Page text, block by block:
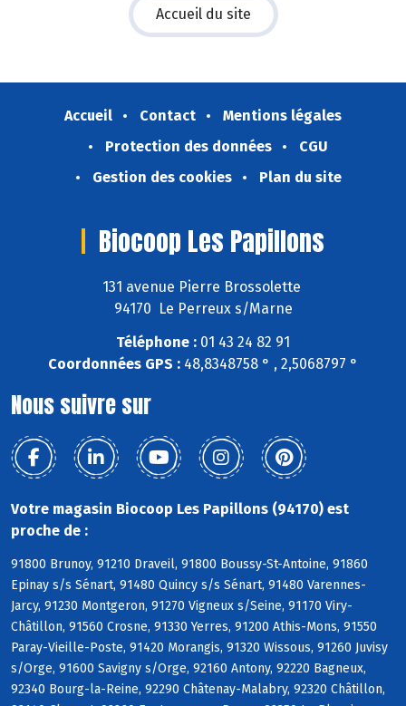
Accueil du site
Accueil Contact
Mentions légales
Protection des données
CGU
Gestion des cookies
Plan du site
Biocoop Les Papillons
131 avenue Pierre Brossolette
94170 Le Perreux s/Marne
Téléphone : 01 43 24 82 91
Coordonnées GPS : 48,8348758 ° , 2,5068797 °
Nous suivre sur
Votre magasin Biocoop Les Papillons (94170) est
proche de :
91800 Brunoy, 91210 Draveil, 91800 Boussy-St-Antoine, 91860
Epinay s/s Sénart, 91480 Quincy s/s Sénart, 91480 Varennes-
Jarcy, 91230 Montgeron, 91270 Vigneux s/Seine, 91170 Viry-
Châtillon, 91560 Crosne, 91330 Yerres, 91200 Athis-Mons, 91550
Paray-Vieille-Poste, 91420 Morangis, 91320 Wissous, 91260 Juvisy
s/Orge, 91600 Savigny s/Orge, 92160 Antony, 92220 Bagneux,
92340 Bourg-la-Reine, 92290 Châtenay-Malabry, 92320 Châtillon,